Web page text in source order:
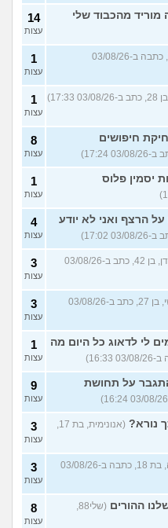
מהכבוד שלי 14
עצות
(קולית, בת 20, כתבה ב-03/08/26
1
עצות
1
עצות
חיפושים
8
עצות
יסמין פלוס 1
עצות
הרצף ואני לא יודע
4
עצות
(דן, בן 42, כתב ב-03/08/26
3
עצות
(אנושי, בן 27, כתב ב-03/08/26
3
עצות
לי לדאוג כל היום מה
1
עצות
על תחושת
9
עצות
נורא?
(אנונימית, בת 17,
3
עצות
(שירה, בת 18, כתבה ב-03/08/26
3
עצות
ההורים
(שלי88,
8
עצות